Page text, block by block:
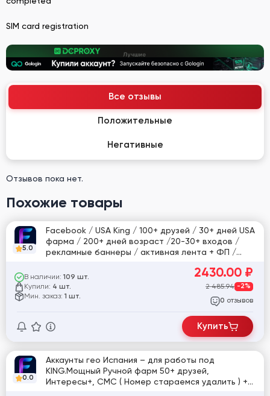
SIM card registration
Все отзывы
Положительные
Негативные
Отзывов пока нет.
Похожие товары
5.0
Facebook / USA King / 100+ друзей / 30+ дней USA
фарма / 200+ дней возраст /20-30+ входов /
рекламные баннеры / активная лента + ФП /
В наличии: 109 шт.
Купили: 4 шт.
Мин. заказ: 1 шт.
2430.00 ₽
2 485.94 -2%
0 отзывов
Купить
0.0
Аккаунты гео Испания – для работы под
KING.Мощный Ручной фарм 50+ друзей,
Интересы+, СМС ( Номер стараемся удалить ) +